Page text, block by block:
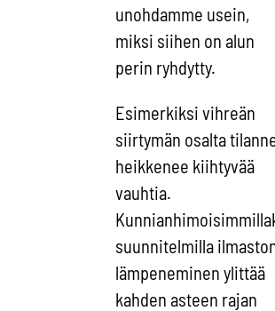
unohdamme usein,
miksi siihen on alun
perin ryhdytty.
Esimerkiksi vihreän
siirtymän osalta
heikkenee kiihtyvää
vauhtia.
suunnitelmilla
lämpeneminen ylittää
kahden asteen rajan